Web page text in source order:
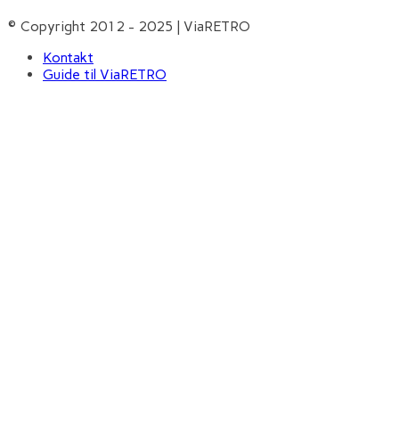
© Copyright 2012 - 2025 | ViaRETRO
Kontakt
Guide til ViaRETRO